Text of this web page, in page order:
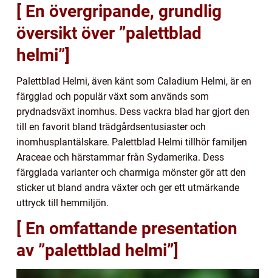
[ En övergripande, grundlig
översikt över ”palettblad
helmi”]
Palettblad Helmi, även känt som Caladium Helmi, är en
färgglad och populär växt som används som
prydnadsväxt inomhus. Dess vackra blad har gjort den
till en favorit bland trädgårdsentusiaster och
inomhusplantälskare. Palettblad Helmi tillhör familjen
Araceae och härstammar från Sydamerika. Dess
färgglada varianter och charmiga mönster gör att den
sticker ut bland andra växter och ger ett utmärkande
uttryck till hemmiljön.
[ En omfattande presentation
av ”palettblad helmi”]